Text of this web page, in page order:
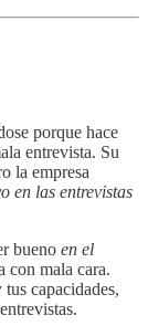
porque hace
entrevista. Su
la empresa
en las entrevistas
bueno en el
con mala cara.
capacidades,